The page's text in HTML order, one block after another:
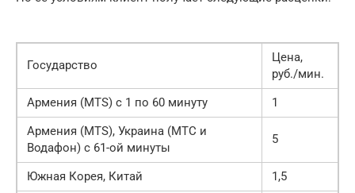
Государство
Цена,
руб./мин.
Армения (MTS) с 1 по 60 минуту
1
Армения (MTS), Украина (МТС и
Водафон) с 61-ой минуты
5
Южная Корея, Китай 1,5